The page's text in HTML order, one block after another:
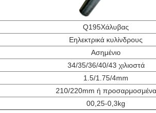
Q195Χάλυβας
Εηλεκτρικά κυλίνδρους
Ασημένιο
34/35/36/40/43 χιλιοστά
1.5/1.75/4mm
210/220mm ή προσαρμοσμένα
00,25-0,3kg